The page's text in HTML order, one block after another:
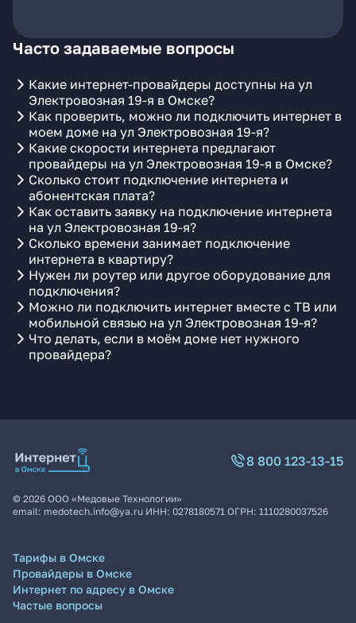
Часто задаваемые вопросы
Какие интернет-провайдеры доступны на ул
Электровозная 19-я в Омске?
Как проверить, можно ли подключить интернет в
моем доме на ул Электровозная 19-я?
Какие скорости интернета предлагают
провайдеры на ул Электровозная 19-я в Омске?
Сколько стоит подключение интернета и
абонентская плата?
Как оставить заявку на подключение интернета
на ул Электровозная 19-я?
Сколько времени занимает подключение
интернета в квартиру?
Нужен ли роутер или другое оборудование для
подключения?
Можно ли подключить интернет вместе с ТВ или
мобильной связью на ул Электровозная 19-я?
Что делать, если в моём доме нет нужного
провайдера?
8 800 123-13-15
© 2026 ООО «Медовые Технологии»
email: medotech.info@ya.ru ИНН: 0278180571 ОГРН: 1110280037526
Тарифы в Омске
Провайдеры в Омске
Интернет по адресу в Омске
Частые вопросы